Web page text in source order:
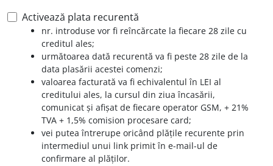
Activează plata recurentă
nr. introduse vor fi reîncărcate la fiecare 28 zile cu
creditul ales;
următoarea dată recurentă va fi peste 28 zile de la
data plasării acestei comenzi;
valoarea facturată va fi echivalentul în LEI al
creditului ales, la cursul din ziua încasării,
comunicat și afișat de fiecare operator GSM, + 21%
TVA + 1,5% comision procesare card;
vei putea întrerupe oricând plățile recurente prin
intermediul unui link primit în e-mail-ul de
confirmare al plăților.